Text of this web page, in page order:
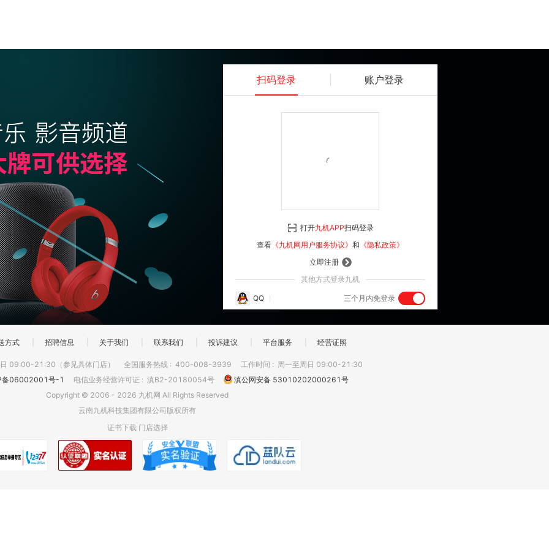
扫码登录 账户登录
登 录
立即注册
其他方式登录九机
QQ 三个月内免登录
打开九机APP扫码登录
查看 《九机网用户服务协议》 和 《隐私政策》
方式 招聘信息 关于我们 联系我们 投诉建议 平台服务 经营证照
09:00-21:30（参见具体门店） 全国服务热线 : 400-008-3939 工作时间 : 周一至周日 09:00-21:30
备06002001号-1
电信业务经营许可证 : 滇B2-20180054号
滇公网安备 53010202000261号
Copyright © 2006 - 2026 九机网 All Rights Reserved
云南九机科技集团有限公司版权所有
证书下载 门店选择